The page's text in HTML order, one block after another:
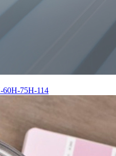
60Н-75Н-114